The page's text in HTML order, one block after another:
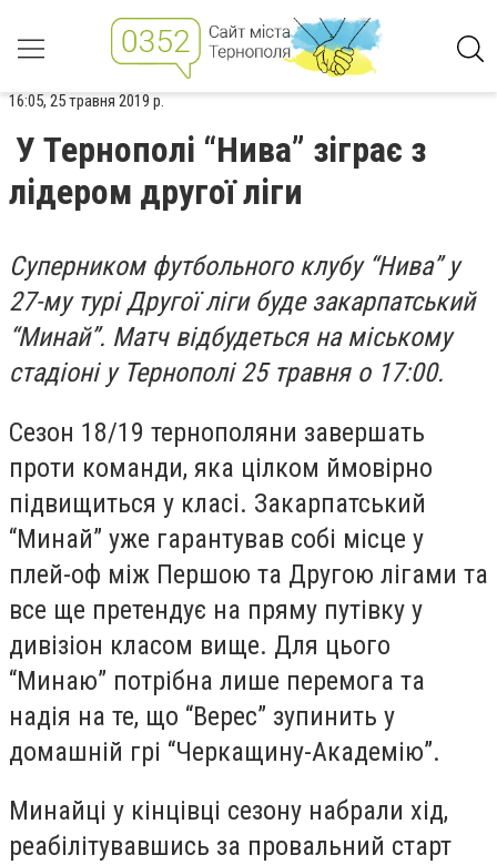
16:05, 25 травня 2019 р.
У Тернополі “Нива” зіграє з
лідером другої ліги
Суперником футбольного клубу “Нива” у
27-му турі Другої ліги буде закарпатський
“Минай”. Матч відбудеться на міському
стадіоні у Тернополі 25 травня о 17:00.
Сезон 18/19 тернополяни завершать
проти команди, яка цілком ймовірно
підвищиться у класі. Закарпатський
“Минай” уже гарантував собі місце у
плей-оф між Першою та Другою лігами та
все ще претендує на пряму путівку у
дивізіон класом вище. Для цього
“Минаю” потрібна лише перемога та
надія на те, що “Верес” зупинить у
домашній грі “Черкащину-Академію”.
Минайці у кінцівці сезону набрали хід,
реабілітувавшись за провальний старт